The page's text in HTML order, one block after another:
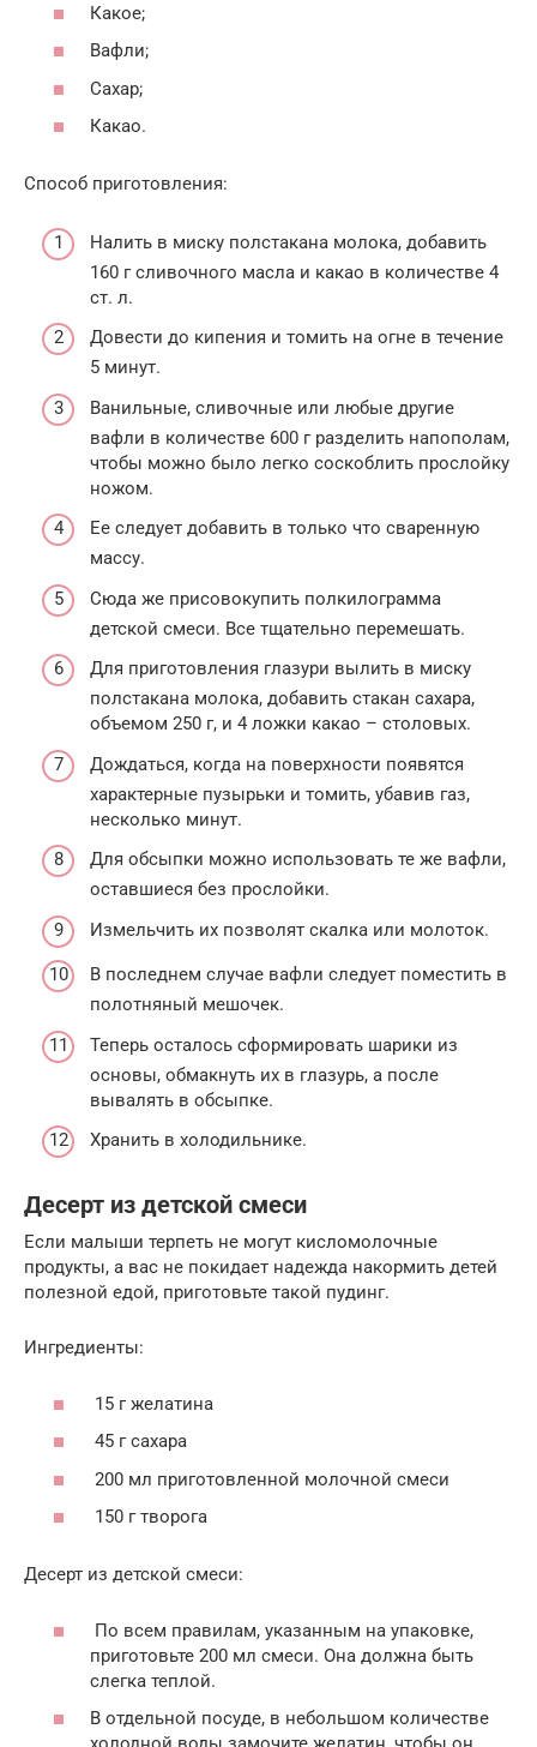
Какое;
Вафли;
Сахар;
Какао.
Способ приготовления:
Налить в миску полстакана молока, добавить
160 г сливочного масла и какао в количестве 4
ст. л.
Довести до кипения и томить на огне в течение
5 минут.
Ванильные, сливочные или любые другие
вафли в количестве 600 г разделить напополам,
чтобы можно было легко соскоблить прослойку
ножом.
Ее следует добавить в только что сваренную
массу.
Сюда же присовокупить полкилограмма
детской смеси. Все тщательно перемешать.
Для приготовления глазури вылить в миску
полстакана молока, добавить стакан сахара,
объемом 250 г, и 4 ложки какао – столовых.
Дождаться, когда на поверхности появятся
характерные пузырьки и томить, убавив газ,
несколько минут.
Для обсыпки можно использовать те же вафли,
оставшиеся без прослойки.
Измельчить их позволят скалка или молоток.
В последнем случае вафли следует поместить в
полотняный мешочек.
Теперь осталось сформировать шарики из
основы, обмакнуть их в глазурь, а после
вывалять в обсыпке.
Хранить в холодильнике.
Десерт из детской смеси
Если малыши терпеть не могут кисломолочные
продукты, а вас не покидает надежда накормить детей
полезной едой, приготовьте такой пудинг.
Ингредиенты:
15 г желатина
45 г сахара
200 мл приготовленной молочной смеси
150 г творога
Десерт из детской смеси:
По всем правилам, указанным на упаковке,
приготовьте 200 мл смеси. Она должна быть
слегка теплой.
В отдельной посуде, в небольшом количестве